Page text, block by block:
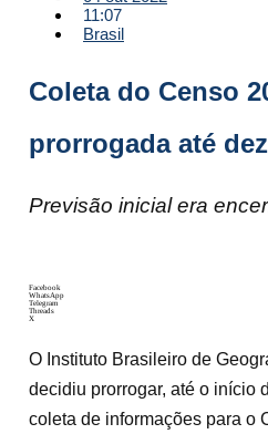
11:07
Brasil
Coleta do Censo
prorrogada até
Previsão inicial era
Facebook
WhatsApp
Telegram
Threads
X
O Instituto Brasileiro de
decidiu prorrogar, até o início
coleta de informações para o